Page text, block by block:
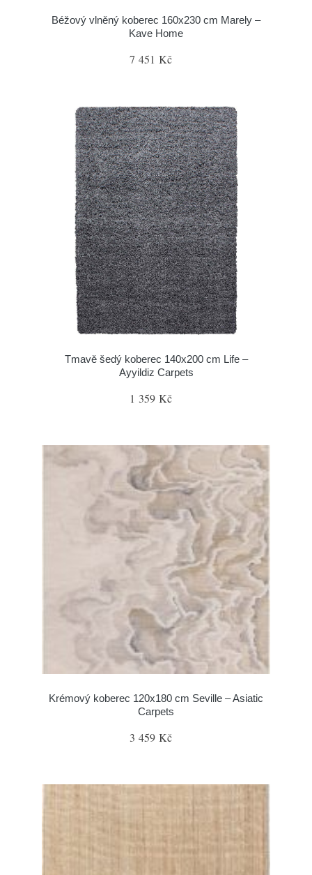
Béžový vlněný koberec 160x230 cm Marely –
Kave Home
7 451 Kč
Tmavě šedý koberec 140x200 cm Life –
Ayyildiz Carpets
1 359 Kč
Krémový koberec 120x180 cm Seville – Asiatic
Carpets
3 459 Kč